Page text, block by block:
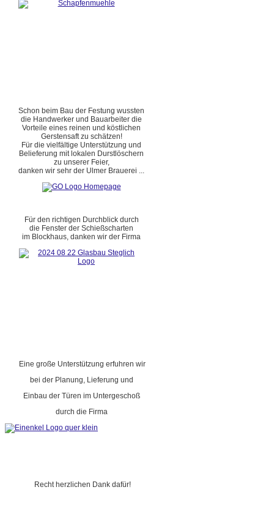
Schon beim Bau der Festung wussten
die Handwerker und Bauarbeiter die
Vorteile eines reinen und köstlichen
Gerstensaft zu schätzen!
Für die vielfältige Unterstützung und
Belieferung mit lokalen Durstlöschern
zu unserer Feier,
danken wir sehr der Ulmer Brauerei ...
Für den richtigen Durchblick durch
die Fenster der Schießscharten
im Blockhaus, danken wir der Firma
Eine große Unterstützung erfuhren wir
bei der Planung, Lieferung und
Einbau der Türen im Untergeschoß
durch die Firma
Recht herzlichen Dank dafür!